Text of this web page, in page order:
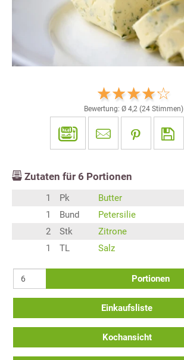
Bewertung: Ø 4,2(24Stimmen)
Zutaten für 6 Portionen
1 Pk
Butter
1
Bund
Petersilie
2
Stk
Zitrone
1
TL Salz
Portionen
Einkaufsliste
Kochansicht